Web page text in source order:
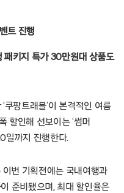
트 진행
패키지 특가 30만원대 상품도
팡트래블’이 본격적인 여름
할인해 선보이는 ‘썸머
일까지 진행한다.
번 기획전에는 국내여행과
준비됐으며, 최대 할인율은